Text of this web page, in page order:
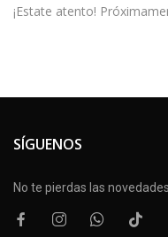
¡Estate atento!
SÍGUENOS
No te pierdas las